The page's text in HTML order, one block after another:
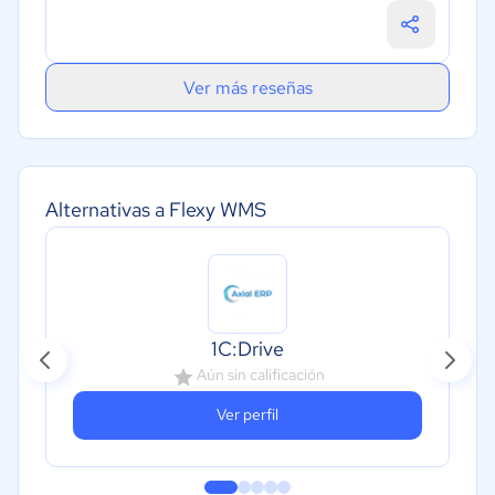
Alternativas a Flexy WMS
1C:Drive
Aún sin calificación
Ver perfil
Ver más reseñas